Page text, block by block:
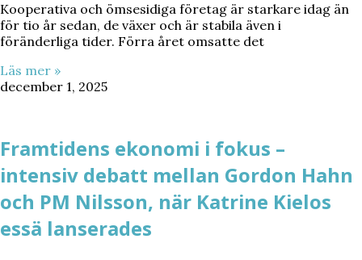
Kooperativa och ömsesidiga företag är starkare idag än
för tio år sedan, de växer och är stabila även i
föränderliga tider. Förra året omsatte det
Läs mer »
december 1, 2025
Framtidens ekonomi i fokus –
intensiv debatt mellan Gordon Hahn
och PM Nilsson, när Katrine Kielos
essä lanserades